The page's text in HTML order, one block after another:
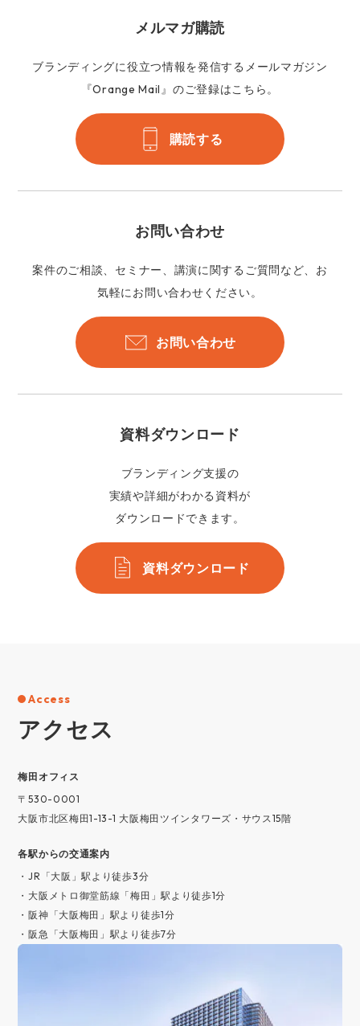
メルマガ購読
ブランディングに役立つ情報を発信するメールマガジン
『Orange Mail』のご登録はこちら。
購読する
お問い合わせ
案件のご相談、セミナー、講演に関するご質問など、お
気軽にお問い合わせください。
お問い合わせ
資料ダウンロード
ブランディング支援の
実績や詳細がわかる資料が
ダウンロードできます。
資料ダウンロード
Access
アクセス
梅⽥オフィス
〒530-0001
大阪市北区梅田1-13-1 大阪梅田ツインタワーズ・サウス15階
各駅からの交通案内
・JR「大阪」駅より徒歩3分
・大阪メトロ御堂筋線「梅田」駅より徒歩1分
・阪神「大阪梅田」駅より徒歩1分
・阪急「大阪梅田」駅より徒歩7分